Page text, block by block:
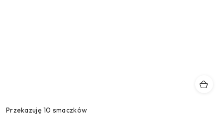
Przekazuję 10 smaczków